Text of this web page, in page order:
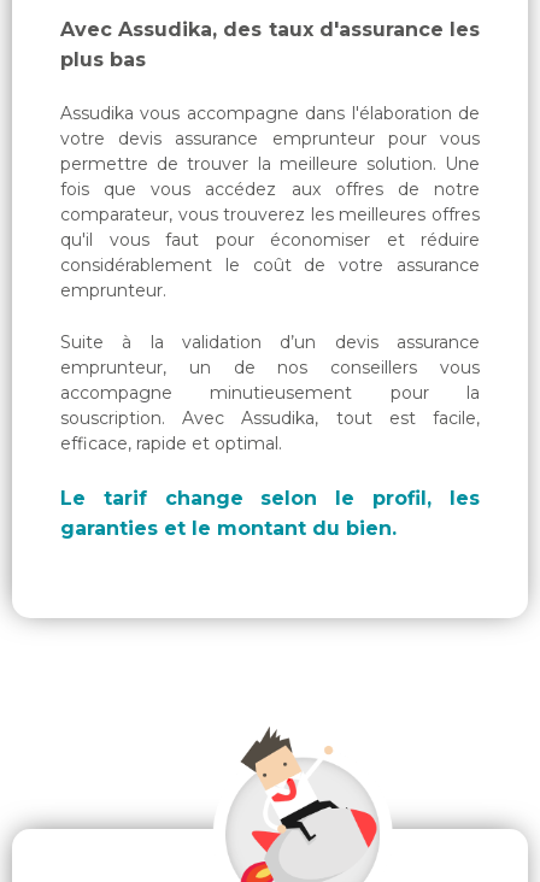
Avec Assudika, des taux d'assurance les
plus bas
Assudika vous accompagne dans l'élaboration de
votre devis assurance emprunteur pour vous
permettre de trouver la meilleure solution. Une
fois que vous accédez aux offres de notre
comparateur, vous trouverez les meilleures offres
qu'il vous faut pour économiser et réduire
considérablement le coût de votre assurance
emprunteur.
Suite à la validation d’un devis assurance
emprunteur, un de nos conseillers vous
accompagne minutieusement pour la
souscription. Avec Assudika, tout est facile,
efficace, rapide et optimal.
Le tarif change selon le profil, les
garanties et le montant du bien.